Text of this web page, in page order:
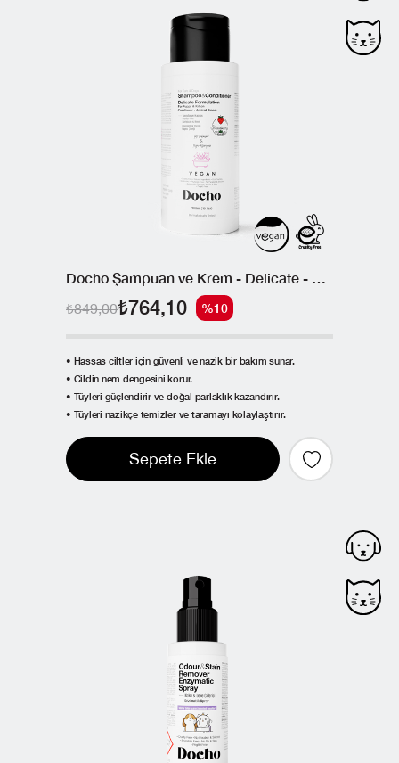
Docho Şampuan ve Krem - Delicate - Yavrular ve Hassas Deriler 300 ML
₺764,10
₺849,00 %10
• Hassas ciltler için güvenli ve nazik bir bakım sunar.
• Cildin nem dengesini korur.
• Tüyleri güçlendirir ve doğal parlaklık kazandırır.
• Tüyleri nazikçe temizler ve taramayı kolaylaştırır.
Sepete Ekle